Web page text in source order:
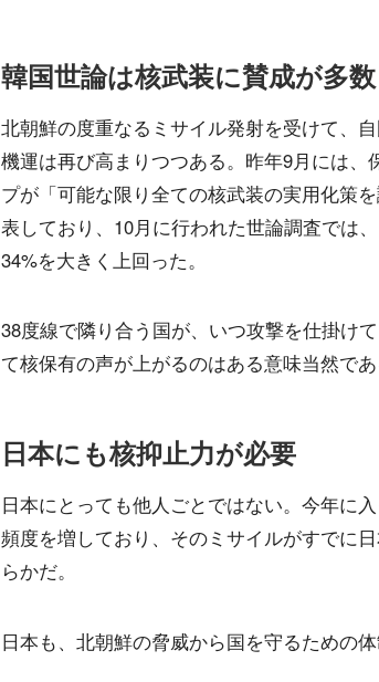
韓国世論は核武装に賛成が多数
北朝鮮の度重なるミサイル発射を受けて、
機運は再び高まりつつある。昨年9月には
プが「可能な限り全ての核武装の実用化策
表しており、10月に行われた世論調査では
34%を大きく上回った。
38度線で隣り合う国が、いつ攻撃を仕掛け
て核保有の声が上がるのはある意味当然であ
日本にも核抑止力が必要
日本にとっても他人ごとではない。今年に
頻度を増しており、そのミサイルがすでに
らかだ。
日本も、北朝鮮の脅威から国を守るための